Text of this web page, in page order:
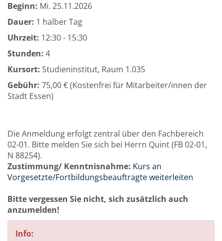
Beginn: Mi. 25.11.2026
Dauer: 1 halber Tag
Uhrzeit: 12:30 - 15:30
Stunden: 4
Kursort: Studieninstitut, Raum 1.035
Gebühr: 75,00 € (Kostenfrei für Mitarbeiter/innen der
Stadt Essen)
Die Anmeldung erfolgt zentral über den Fachbereich
02-01. Bitte melden Sie sich bei Herrn Quint (FB 02-01,
N 88254).
Zustimmung/ Kenntnisnahme: Kurs an
Vorgesetzte/Fortbildungsbeauftragte weiterleiten
Bitte vergessen Sie nicht, sich zusätzlich auch
anzumelden!
Info: